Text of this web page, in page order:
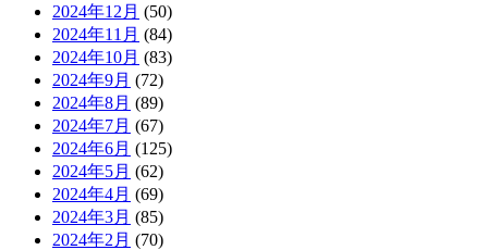
2024年12月 (50)
2024年11月 (84)
2024年10月 (83)
2024年9月 (72)
2024年8月 (89)
2024年7月 (67)
2024年6月 (125)
2024年5月 (62)
2024年4月 (69)
2024年3月 (85)
2024年2月 (70)